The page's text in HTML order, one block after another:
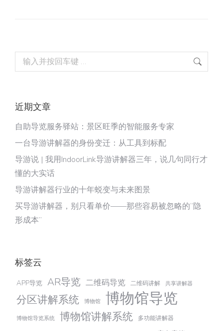
Search:
近期文章
自助导览服务驿站：景区旺季的智能服务专家
一台导游讲解器的身份变迁：从工具到标配
导游说 | 我用IndoorLink导游讲解器三年，说几句同行才
懂的大实话
导游讲解器行业的十年蜕变与未来图景
买导游讲解器，别只看单价——那些容易被忽略的“隐
形成本”
标签云
APP导览 AR导览 二维码导览 二维码讲解 共享讲解器
分区讲解系统 博物馆 博物馆导览
博物馆导览系统 博物馆讲解系统 多功能讲解器